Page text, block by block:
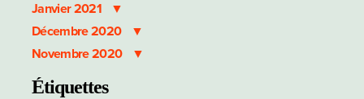
Janvier 2021
Décembre 2020
Novembre 2020
Étiquettes